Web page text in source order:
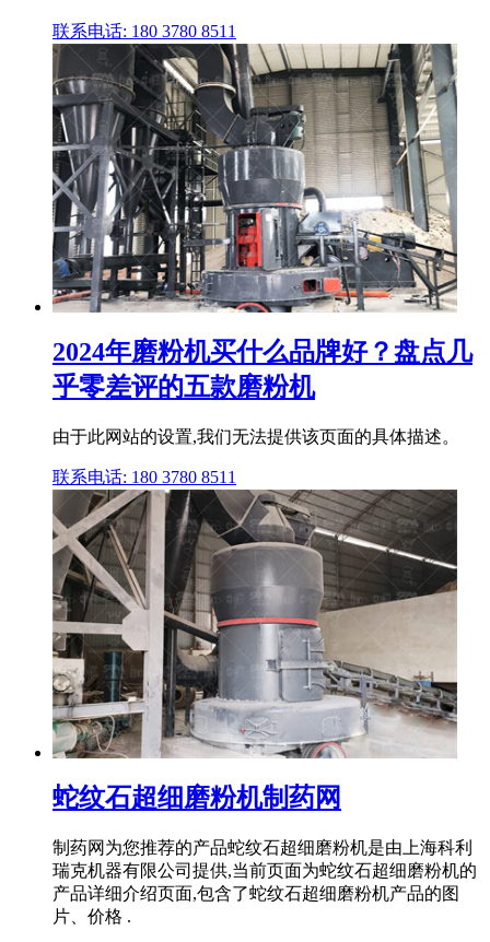
联系电话: 180 3780 8511
2024年磨粉机买什么品牌好？盘点几
乎零差评的五款磨粉机
由于此网站的设置,我们无法提供该页面的具体描述。
联系电话: 180 3780 8511
蛇纹石超细磨粉机制药网
制药网为您推荐的产品蛇纹石超细磨粉机是由上海科利
瑞克机器有限公司提供,当前页面为蛇纹石超细磨粉机的
产品详细介绍页面,包含了蛇纹石超细磨粉机产品的图
片、价格 .